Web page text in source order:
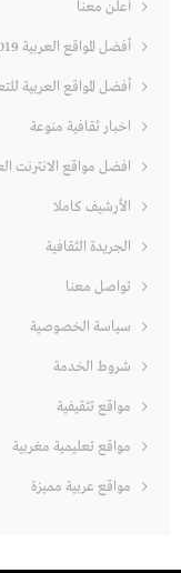
أعلن معنا
أفضل المواقع العربية 2019
أفضل المواقع العربية
اخبار ثقافية منوعة
افضل مواقع الانترنت
الأرشيف كاملا
الجريدة الثقافية
تواصل معنا
سياسة الخصوصية
شروط الخدمة
مواقع تثقيفية
مواقع تعليمية مغربية
مواقع عربية مميزة